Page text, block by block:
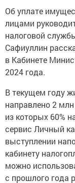
Об уплате
лицами
налоговой
Сафиуллин
в Кабинете
2024 года.
В текущем году
направлено 2
из которых 60%
сервис Личный
выступлении
кабинету
можно
с прошлого года